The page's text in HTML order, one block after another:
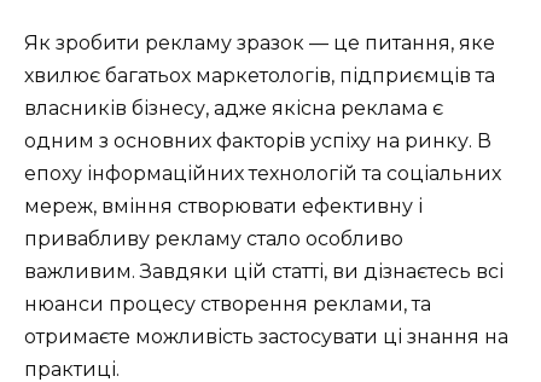
Як зробити рекламу зразок — це питання, яке
хвилює багатьох маркетологів, підприємців та
власників бізнесу, адже якісна реклама є
одним з основних факторів успіху на ринку. В
епоху інформаційних технологій та соціальних
мереж, вміння створювати ефективну і
привабливу рекламу стало особливо
важливим. Завдяки цій статті, ви дізнаєтесь всі
нюанси процесу створення реклами, та
отримаєте можливість застосувати ці знання на
практиці.